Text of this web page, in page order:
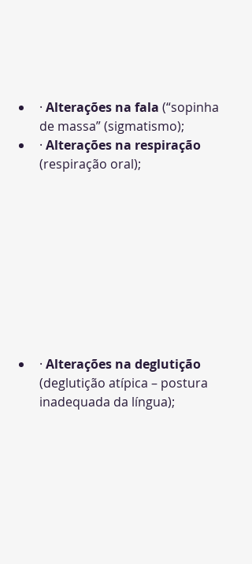
· Alterações na fala (“sopinha
de massa” (sigmatismo);
· Alterações na respiração
(respiração oral);
· Alterações na deglutição
(deglutição atípica – postura
inadequada da língua);